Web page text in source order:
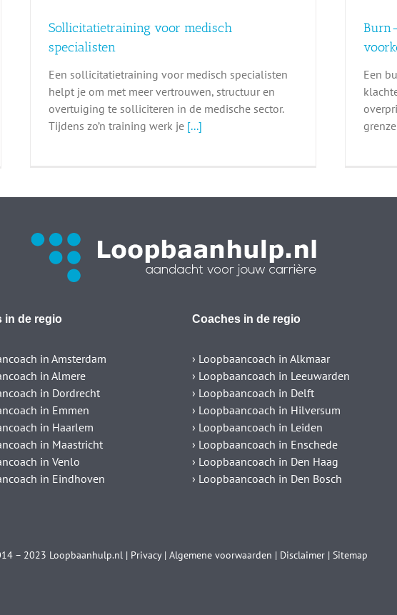
Sollicitatietraining voor medisch
specialisten
Een sollicitatietraining voor medisch specialisten
helpt je om met meer vertrouwen, structuur en
overtuiging te solliciteren in de medische sector.
Tijdens zo’n training werk je[...]
Een
in de regio
in Amsterdam
in Almere
in Dordrecht
in Emmen
in Haarlem
in Maastricht
in Venlo
in Eindhoven
Coaches in de regio
› Loopbaancoach in Alkmaar
› Loopbaancoach in Leeuwarden
› Loopbaancoach in Delft
› Loopbaancoach in Hilversum
› Loopbaancoach in Leiden
› Loopbaancoach in Enschede
› Loopbaancoach in Den Haag
› Loopbaancoach in Den Bosch
– 2023 Loopbaanhulp.nl | Privacy| Algemene voorwaarden | Disclaimer | Sitemap